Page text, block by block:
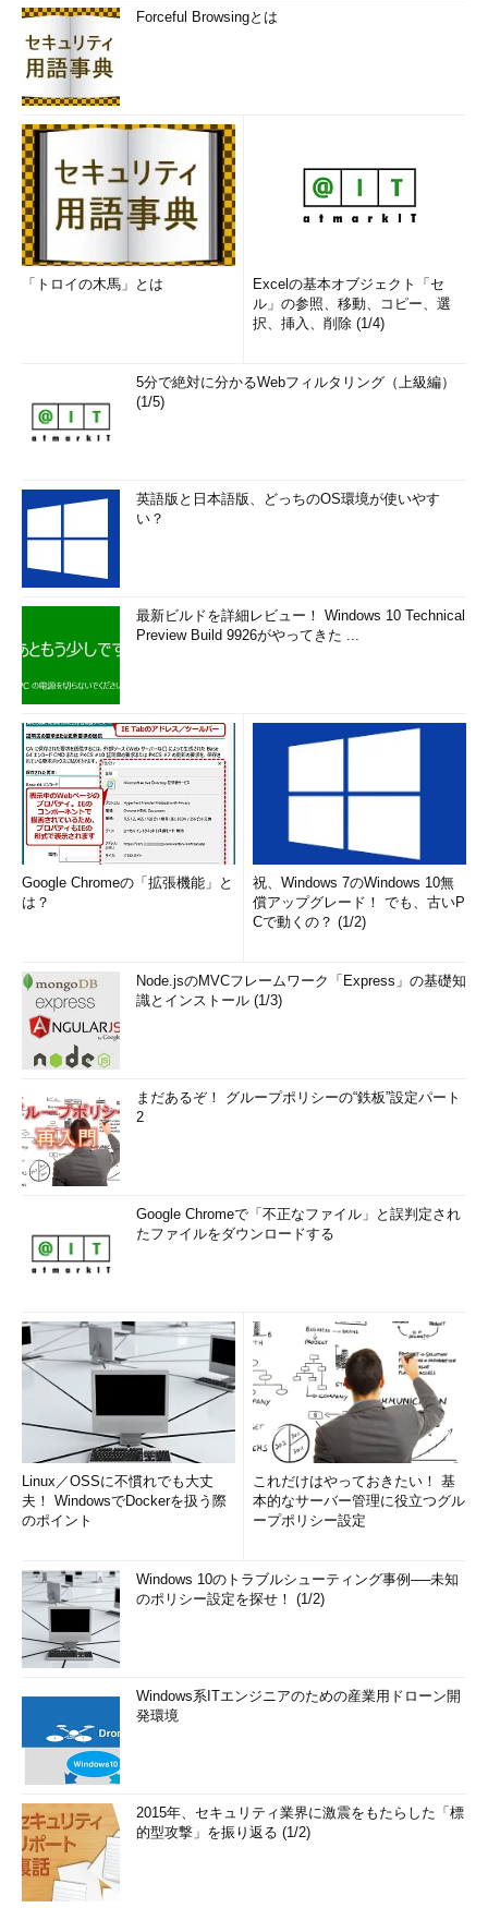
Forceful Browsingとは
「トロイの木馬」とは
Excelの基本オブジェクト「セ
ル」の参照、移動、コピー、選
択、挿入、削除 (1/4)
5分で絶対に分かるWebフィルタリング（上級編）
(1/5)
英語版と日本語版、どっちのOS環境が使いやす
い？
最新ビルドを詳細レビュー！ Windows 10 Technical
Preview Build 9926がやってきた ...
Google Chromeの「拡張機能」と
は？
祝、Windows 7のWindows 10無
償アップグレード！ でも、古いP
Cで動くの？ (1/2)
Node.jsのMVCフレームワーク「Express」の基礎知
識とインストール (1/3)
まだあるぞ！ グループポリシーの“鉄板”設定パート
2
Google Chromeで「不正なファイル」と誤判定され
たファイルをダウンロードする
Linux／OSSに不慣れでも大丈
夫！ WindowsでDockerを扱う際
のポイント
これだけはやっておきたい！ 基
本的なサーバー管理に役立つグル
ープポリシー設定
Windows 10のトラブルシューティング事例──未知
のポリシー設定を探せ！ (1/2)
Windows系ITエンジニアのための産業用ドローン開
発環境
2015年、セキュリティ業界に激震をもたらした「標
的型攻撃」を振り返る (1/2)